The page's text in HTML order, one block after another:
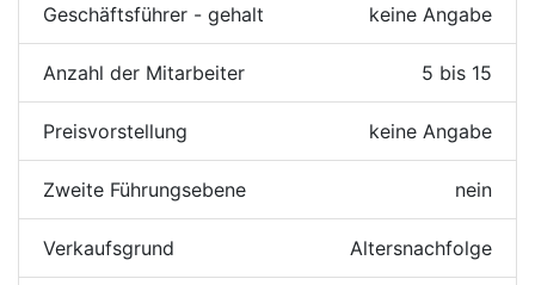
Geschäftsführer - gehalt keine Angabe
Anzahl der Mitarbeiter 5 bis 15
Preisvorstellung keine Angabe
Zweite Führungsebene nein
Verkaufsgrund Altersnachfolge